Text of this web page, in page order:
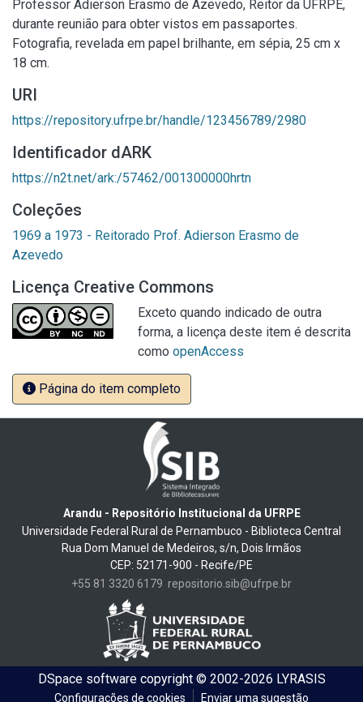
Professor Adierson Erasmo de Azevedo, Reitor da UFRPE,
durante reunião para obter vistos em passaportes.
Fotografia, revelada em papel brilhante, em sépia, 25 cm x
18 cm.
URI
https://repository.ufrpe.br/handle/123456789/2980
Identificador dARK
https://n2t.net/ark:/57462/001300000hrtn
Coleções
1969 a 1973 - Reitorado Prof. Adierson Erasmo de
Azevedo
Licença Creative Commons
Exceto quando indicado de outra
forma, a licença deste item é descrita
como openAccess
Página do item completo
Arandu - Repositório Institucional da UFRPE
Universidade Federal Rural de Pernambuco - Biblioteca Central
Rua Dom Manuel de Medeiros, s/n, Dois Irmãos
CEP: 52171-900 - Recife/PE
+55 81 3320 6179 repositorio.sib@ufrpe.br
DSpace softwarecopyright © 2002-2026 LYRASIS
Configurações de cookies Enviar uma sugestão